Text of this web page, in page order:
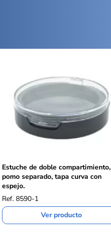
Estuche de doble compartimiento,
pomo separado, tapa curva con
espejo.
Ref. 8590-1
Ver producto